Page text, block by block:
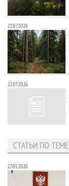
22.07.2026
22.07.2026
СТАТЬИ ПО ТЕМЕ
27.05.2026